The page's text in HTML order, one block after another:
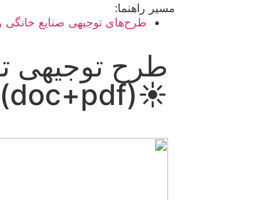
مسیر راهنما:
طرح‌های توجیهی صنایع خانگی
طرح توجیهی
☀️(doc+pdf) سال 1404